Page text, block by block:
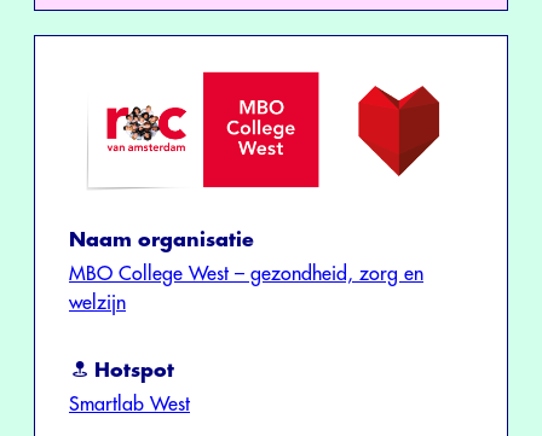
Naam organisatie
MBO College West – gezondheid, zorg en
welzijn
Hotspot
Smartlab West